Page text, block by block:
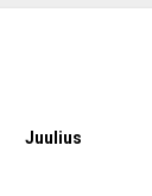
Juulius